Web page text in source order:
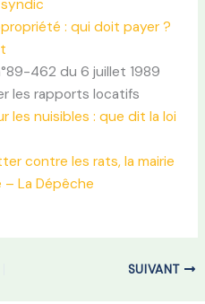
: qui doit payer ?
462 du 6 juillet 1989
les rapports locatifs
les nuisibles : que dit la loi
contre les rats, la mairie
La Dépêche
SUIVANT